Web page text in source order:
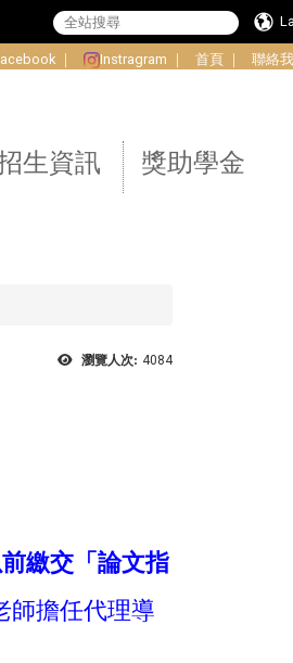
｜ Instragram ｜ 首頁 ｜ 聯絡
生資訊
獎助學金
瀏覽人次: 4084
繳交「論文指
師擔任代理導